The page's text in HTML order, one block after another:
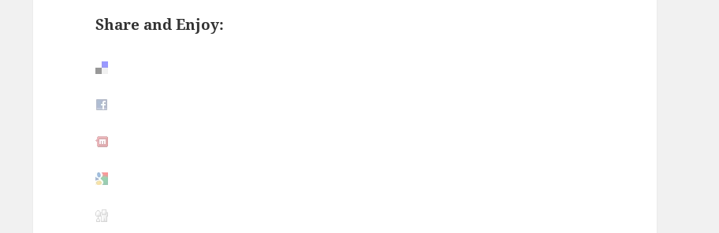
Share and Enjoy: